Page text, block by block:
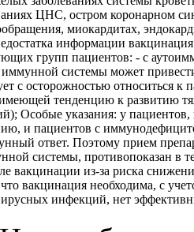
ЦНС, остром коронарном
миокардитах,
информации
групп пациентов: - с
иммунной системы может
с осторожностью относиться к
тенденцию к развитию
Особые указания: у
и пациентов с
ответ. Поэтому прием
системы, противопоказан в
вакцинации из-за риска
вакцинация необходима, с
инфекций, нет